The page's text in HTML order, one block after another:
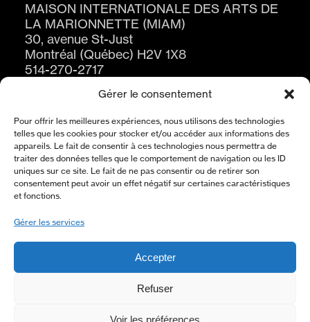
Gérer le consentement
Pour offrir les meilleures expériences, nous utilisons des technologies
telles que les cookies pour stocker et/ou accéder aux informations des
appareils. Le fait de consentir à ces technologies nous permettra de
traiter des données telles que le comportement de navigation ou les ID
uniques sur ce site. Le fait de ne pas consentir ou de retirer son
consentement peut avoir un effet négatif sur certaines caractéristiques
et fonctions.
Gérer les services
Accepter
Refuser
Voir les préférences
MAISON INTERNATIONALE DES ARTS DE
LA MARIONNETTE (MIAM)
30, avenue St-Just
Montréal (Québec) H2V 1X8
514-270-2717
ABONNEZ-VOUS À L’INFOLETTRE
S'ABONNER
POLITIQUE DE CONFIDENTIALITÉ